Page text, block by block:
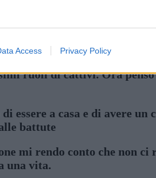
Access Privacy Policy
ruoli di cattivi. Ora
essere a casa e di avere un
battute
mi rendo conto che non ci
una vita.